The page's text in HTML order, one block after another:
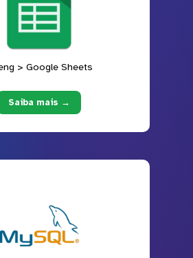
> Google Sheets
Saiba mais →